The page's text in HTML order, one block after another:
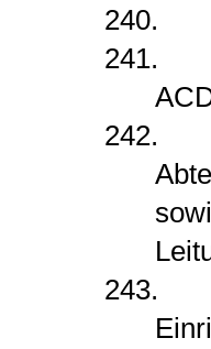
240.
241.
242.
243.